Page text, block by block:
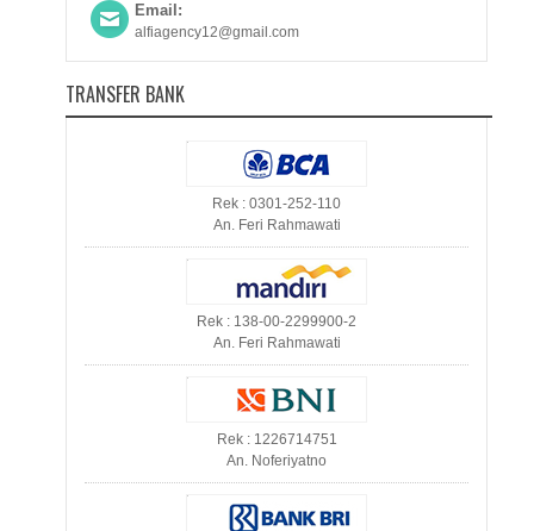
Email:
alfiagency12@gmail.com
TRANSFER BANK
Rek : 0301-252-110
An. Feri Rahmawati
Rek : 138-00-2299900-2
An. Feri Rahmawati
Rek : 1226714751
An. Noferiyatno